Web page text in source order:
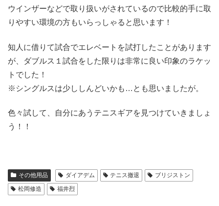
ウインザーなどで取り扱いがされているので比較的手に取
りやすい環境の方もいらっしゃると思います！
知人に借りて試合でエレベートを試打したことがあります
が、ダブルス１試合をした限りは非常に良い印象のラケッ
トでした！
※シングルスは少ししんどいかも…とも思いましたが。
色々試して、自分にあうテニスギアを見つけていきましょ
う！！
その他用品 ダイアデム テニス撤退
ブリジストン
松岡修造
福井烈